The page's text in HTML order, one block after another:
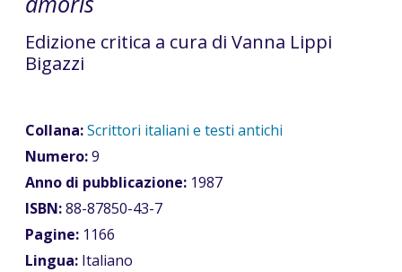
Edizione critica a cura di Vanna Lippi
Bigazzi
Collana:Scrittori italiani e testi antichi
Numero:9
Anno di pubblicazione: 1987
ISBN:88-87850-43-7
Pagine: 1166
Lingua: Italiano